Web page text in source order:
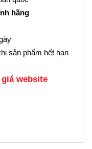
hãng
sản phẩm hết hạn
website